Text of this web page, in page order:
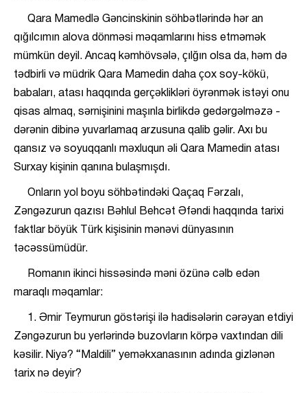
Qara Mamedlə Gəncinskinin söhbətlərində hər an
qığılcımın alova dönməsi məqamlarını hiss etməmək
mümkün deyil. Ancaq kəmhövsələ, çılğın olsa da, həm də
tədbirli və müdrik Qara Mamedin daha çox soy-kökü,
babaları, atası haqqında gerçəklikləri öyrənmək istəyi onu
qisas almaq, sərnişinini maşınla birlikdə gedərgəlməzə -
dərənin dibinə yuvarlamaq arzusuna qalib gəlir. Axı bu
qansız və soyuqqanlı məxluqun əli Qara Mamedin atası
Surxay kişinin qanına bulaşmışdı.
Onların yol boyu söhbətindəki Qaçaq Fərzalı,
Zəngəzurun qazısı Bəhlul Behcət Əfəndi haqqında tarixi
faktlar böyük Türk kişisinin mənəvi dünyasının
təcəssümüdür.
Romanın ikinci hissəsində məni özünə cəlb edən
maraqlı məqamlar:
1. Əmir Teymurun göstərişi ilə hadisələrin cərəyan etdiyi
Zəngəzurun bu yerlərində buzovların körpə vaxtından dili
kəsilir. Niyə? “Maldili” yeməkxanasının adında gizlənən
tarix nə deyir?